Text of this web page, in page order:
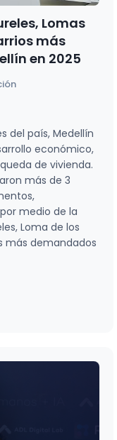
Lomas
más
en 2025
del país, Medellín
económico,
de vivienda.
más de 3
medio de la
Loma de los
más demandados